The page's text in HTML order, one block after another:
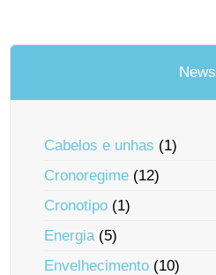
News
Cabelos e unhas (1)
Cronoregime (12)
Cronotipo (1)
Energia(5)
Envelhecimento (10)